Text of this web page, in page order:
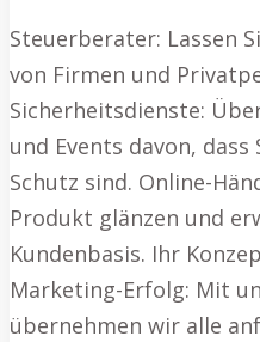
Steuerberater: Lassen
von Firmen und
Sicherheitsdienste:
und Events davon,
Schutz sind. Online-
Produkt glänzen und
Kundenbasis. Ihr
Marketing-Erfolg: Mit
übernehmen wir alle